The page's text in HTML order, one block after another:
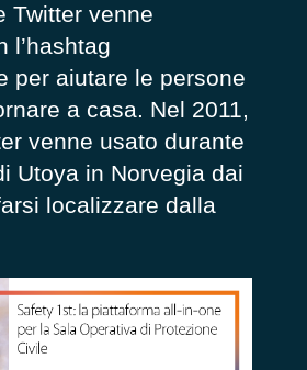
Twitter venne
l’hashtag
per aiutare le persone
a casa. Nel 2011,
venne usato durante
Utoya in Norvegia dai
localizzare dalla